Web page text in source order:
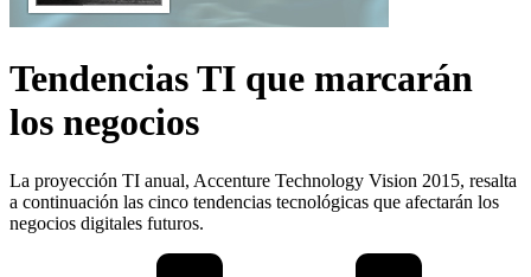
Tendencias TI que marcarán
los negocios
La proyección TI anual, Accenture Technology Vision 2015, resalta
a continuación las cinco tendencias tecnológicas que afectarán los
negocios digitales futuros.